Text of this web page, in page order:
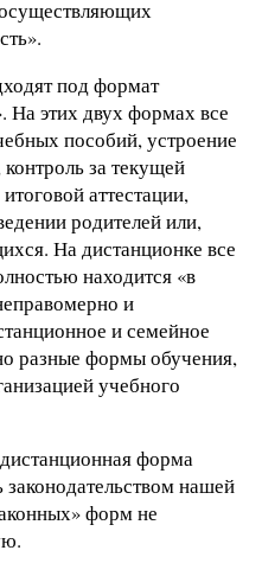
осуществляющих
под формат
На этих двух формах все
пособий, устроение
за текущей
аттестации,
родителей или,
На дистанционке все
находится «в
и
и семейное
разные формы обучения,
учебного
форма
нашей
форм не